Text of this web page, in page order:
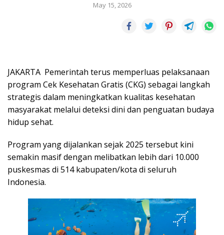
May 15, 2026
JAKARTA  Pemerintah terus memperluas pelaksanaan
program Cek Kesehatan Gratis (CKG) sebagai langkah
strategis dalam meningkatkan kualitas kesehatan
masyarakat melalui deteksi dini dan penguatan budaya
hidup sehat.
Program yang dijalankan sejak 2025 tersebut kini
semakin masif dengan melibatkan lebih dari 10.000
puskesmas di 514 kabupaten/kota di seluruh
Indonesia.